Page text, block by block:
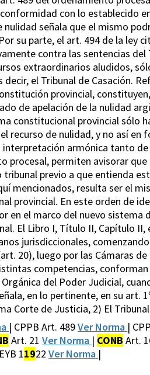
con lo establecido
nulidad señala que el mismo
su parte, el art. 494 de la ley
contra las sentencias
extraordinarios aludidos,
decir, el Tribunal de Casación.
provincial,
de apelación de la nulidad
constitucional provincial sólo
recurso de nulidad, y no así
interpretación armónica tanto
procesal, permiten avisorar
previo a que entienda
mencionados, resulta ser el
provincial. En este orden de
en el marco del nuevo sistema
El Libro I, Título II, Capítulo
jurisdiccionales,
20), luego por las Cámaras
competencias,
del Poder Judicial,
en lo pertinente, en su art.
Corte de Justicia, 2) El
| CPPB Art. 489Ver Norma |
Art. 21 Ver Norma | CONB Art.
11922 Ver Norma |